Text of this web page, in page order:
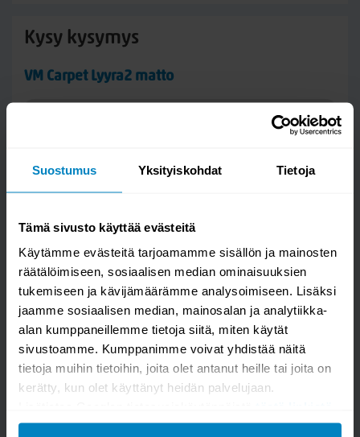
Suostumus Yksityiskohdat Tietoja
Tämä sivusto käyttää evästeitä
Käytämme evästeitä tarjoamamme sisällön ja mainosten
räätälöimiseen, sosiaalisen median ominaisuuksien
tukemiseen ja kävijämäärämme analysoimiseen. Lisäksi
jaamme sosiaalisen median, mainosalan ja analytiikka-
alan kumppaneillemme tietoja siitä, miten käytät
sivustoamme. Kumppanimme voivat yhdistää näitä
tietoja muihin tietoihin, joita olet antanut heille tai joita on
kerätty, kun olet käyttänyt heidän palvelujaan.
Kysy kysymys
VM Carpet Lyyra2 matto
Kysymys/vastaus saa näkyä muille
LÄHETÄ